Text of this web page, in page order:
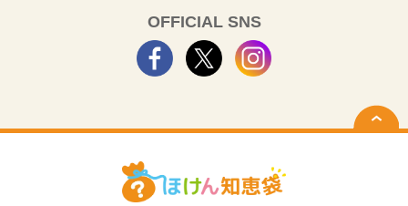
OFFICIAL SNS